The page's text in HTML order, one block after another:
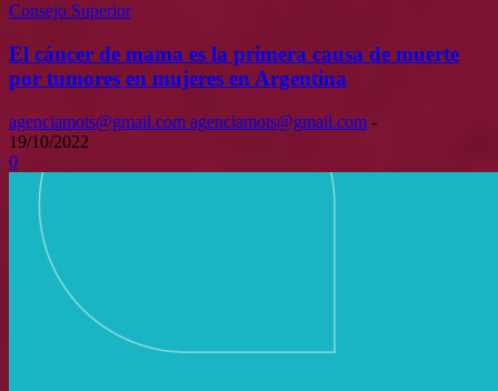
Consejo Superior
El cáncer de mama es la primera causa de muerte
por tumores en mujeres en Argentina
agenciamots@gmail.com agenciamots@gmail.com -
19/10/2022
0